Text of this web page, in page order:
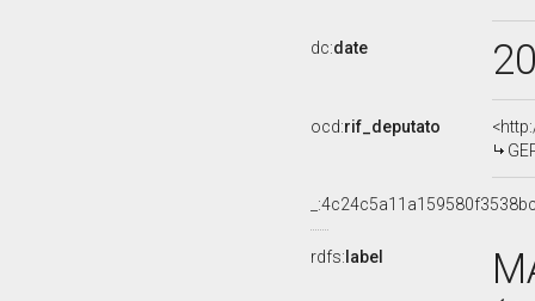
dc:date
ocd:rif_deputato
rdfs: label